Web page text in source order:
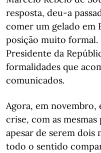
resposta, deu-a
comer um gelado em
posição muito formal.
Presidente da
formalidades que
comunicados.
Agora, em novembro,
crise, com as
apesar de serem dois
todo o sentido